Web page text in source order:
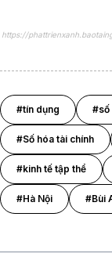
https://
#tín dụng #số
#Số hóa tài chính
#kinh tế tập thể
#Hà Nội #Bùi